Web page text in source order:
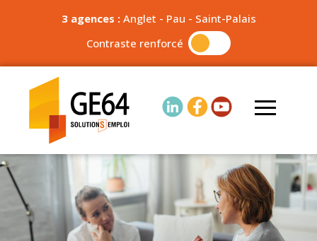
3 agences : Anglet - Pau - Saint-Palais
Contraste renforcé